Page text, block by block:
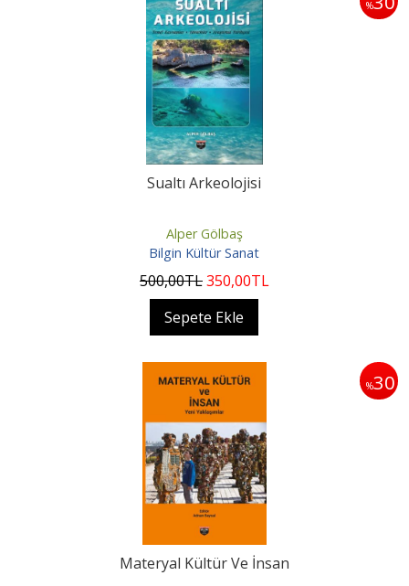
%
Sualtı Arkeolojisi
Alper Gölbaş
Bilgin Kültür Sanat
500,00TL350,00TL
Sepete Ekle
%30
Materyal Kültür Ve İnsan